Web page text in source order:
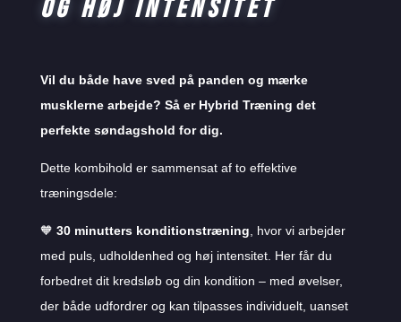
OG HØJ INTENSITET
Vil du både have sved på panden og mærke
musklerne arbejde? Så er Hybrid Træning det
perfekte søndagshold for dig.
Dette kombihold er sammensat af to effektive
træningsdele:
🧡 30 minutters konditionstræning , hvor vi arbejder
med puls, udholdenhed og høj intensitet. Her får du
forbedret dit kredsløb og din kondition – med øvelser,
der både udfordrer og kan tilpasses individuelt, uanset